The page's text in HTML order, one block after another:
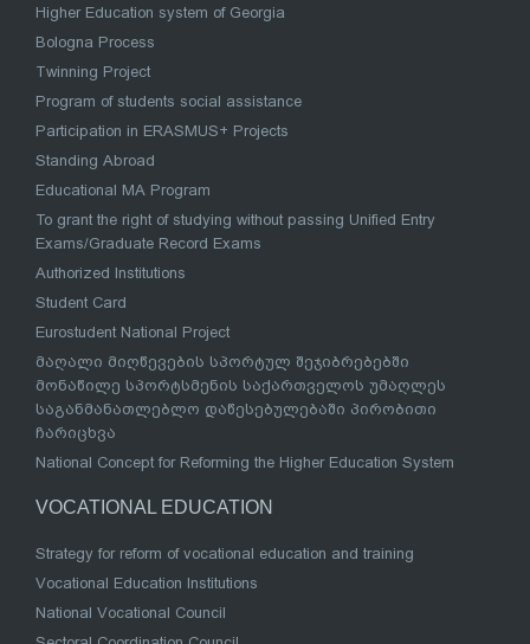
Higher Education system of Georgia
Bologna Process
Twinning Project
Program of students social assistance
Participation in ERASMUS+ Projects
Standing Abroad
Educational MA Program
To grant the right of studying without passing Unified Entry
Exams/Graduate Record Exams
Authorized Institutions
Student Card
Eurostudent National Project
მაღალი მიღწევების სპორტულ შეჯიბრებებში
მონაწილე სპორტსმენის საქართველოს უმაღლეს
საგანმანათლებლო დაწესებულებაში პირობითი
ჩარიცხვა
National Concept for Reforming the Higher Education System
VOCATIONAL EDUCATION
Strategy for reform of vocational education and training
Vocational Education Institutions
National Vocational Council